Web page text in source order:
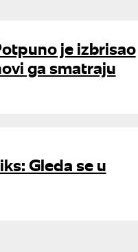
je izbrisao
ga smatraju
Gleda se u